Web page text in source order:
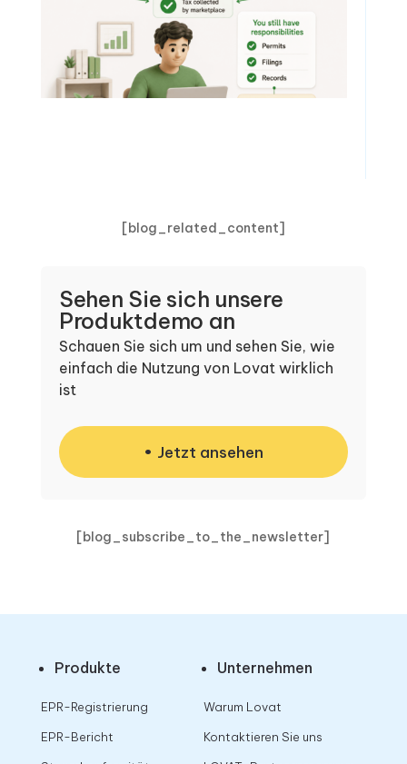
[blog_related_content]
Sehen Sie sich unsere
Produktdemo an
Schauen Sie sich um und sehen Sie, wie
einfach die Nutzung von Lovat wirklich
ist
Jetzt ansehen
[blog_subscribe_to_the_newsletter]
Produkte
EPR-Registrierung
EPR-Bericht
Unternehmen
Warum Lovat
Kontaktieren Sie uns